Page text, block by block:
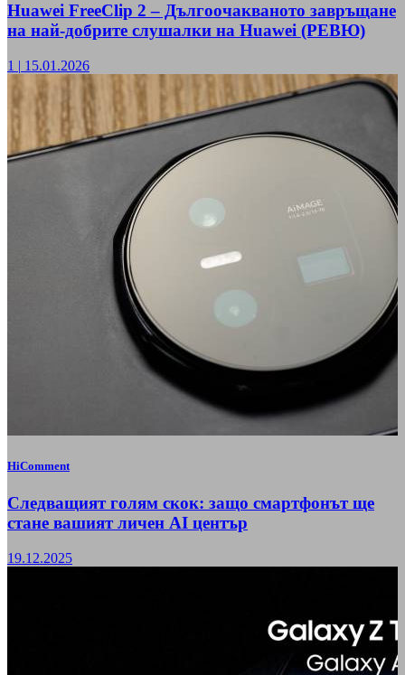
Huawei FreeClip 2 – Дългоочакваното завръщане
на най-добрите слушалки на Huawei (РЕВЮ)
1 | 15.01.2026
HiComment
Следващият голям скок: защо смартфонът ще
стане вашият личен AI център
19.12.2025